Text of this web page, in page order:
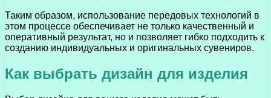
Таким образом, использование передовых технологий в
этом процессе обеспечивает не только качественный и
оперативный результат, но и позволяет гибко подходить к
созданию индивидуальных и оригинальных сувениров.
Как выбрать дизайн для изделия